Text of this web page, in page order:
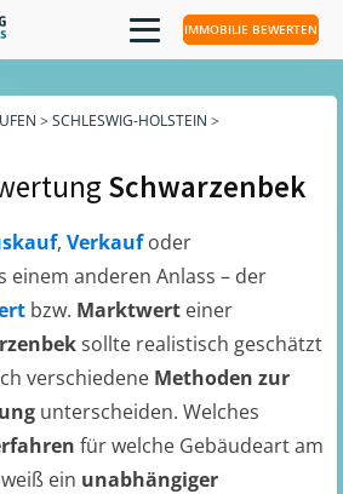
IMMOBILIE BEWERTEN
> SCHLESWIG-HOLSTEIN >
Schwarzenbek
, Verkaufoder
einem anderen Anlass – der
bzw. Marktwert einer
sollte realistisch geschätzt
verschiedene Methoden zur
unterscheiden. Welches
für welche Gebäudeart am
ein unabhängiger